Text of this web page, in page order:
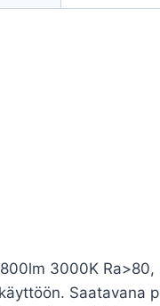
3000K
Saatavana